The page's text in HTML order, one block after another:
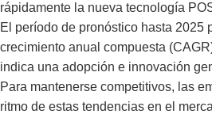
rápidamente la nueva tecnología
El período de pronóstico hasta 2025
crecimiento anual compuesta
indica una adopción e innovación
Para mantenerse competitivos, las
ritmo de estas tendencias en el